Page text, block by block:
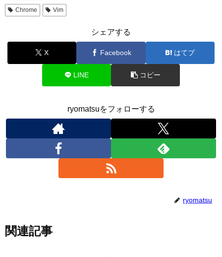
Chrome Vim
シェアする
X Facebook はてブ
LINE コピー
ryomatsuをフォローする
ryomatsu
関連記事